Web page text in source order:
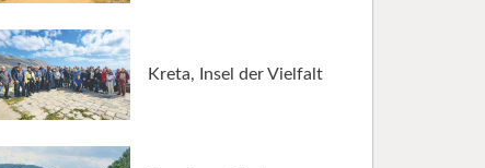
Kreta, Insel der Vielfalt